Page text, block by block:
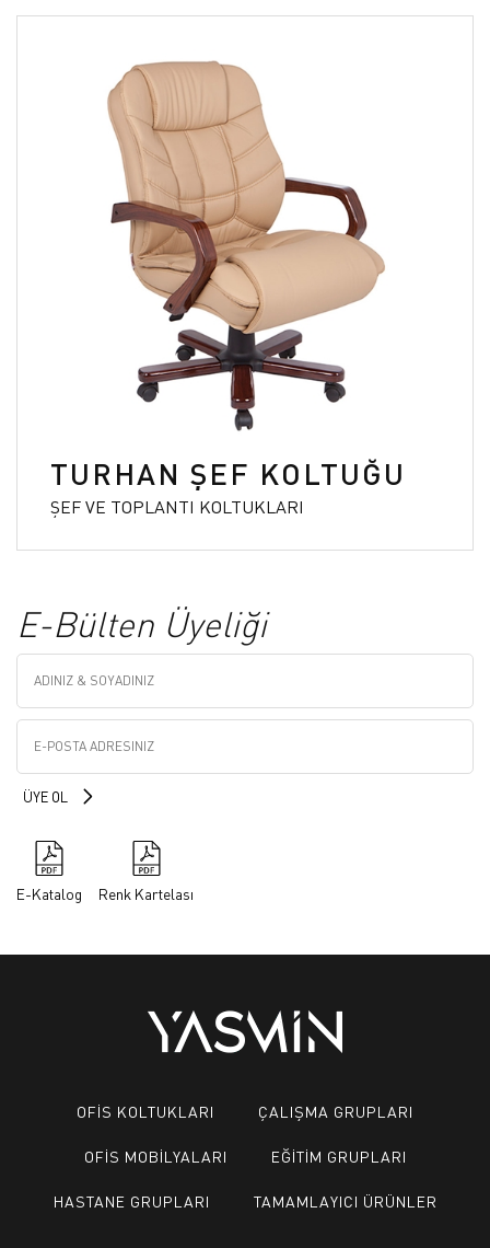
TURHAN ŞEF KOLTUĞU
ŞEF VE TOPLANTI KOLTUKLARI
E-Bülten Üyeliği
E-Katalog Renk Kartelası
OFİS KOLTUKLARI ÇALIŞMA GRUPLARI
OFİS MOBİLYALARI EĞİTİM GRUPLARI
HASTANE GRUPLARI TAMAMLAYICI ÜRÜNLER